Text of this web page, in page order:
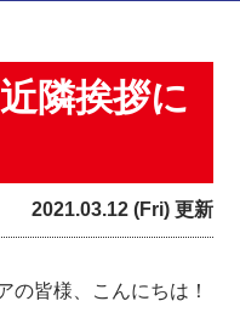
隣挨拶に
2021.03.12 (Fri) 更新
の皆様、こんにちは！